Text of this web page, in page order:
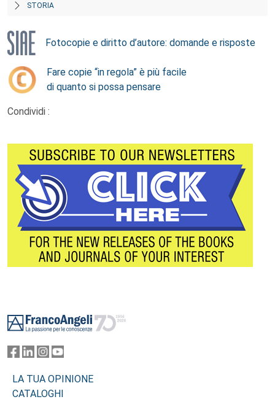
STORIA
Fotocopie e diritto d’autore: domande e risposte
Fare copie “in regola” è più facile
di quanto si possa pensare
Condividi :
LA TUA OPINIONE
CATALOGHI